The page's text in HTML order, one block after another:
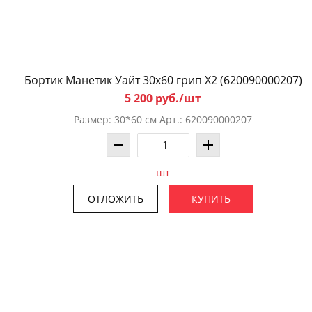
Бортик Манетик Уайт 30x60 грип X2 (620090000207)
5 200 руб./шт
Размер: 30*60 см Арт.: 620090000207
шт
ОТЛОЖИТЬ КУПИТЬ